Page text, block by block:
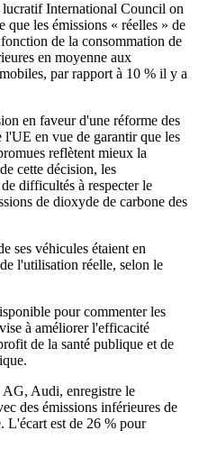
International Council on
les émissions « réelles » de
de la consommation de
en moyenne aux
par rapport à 10 % il y a
en faveur d'une réforme des
l'UE en vue de garantir que les
reflètent mieux la
cette décision, les
difficultés à respecter le
de dioxyde de carbone des
ses véhicules étaient en
l'utilisation réelle, selon le
pour commenter les
à améliorer l'efficacité
de la santé publique et de
Audi, enregistre le
des émissions inférieures de
L'écart est de 26 % pour